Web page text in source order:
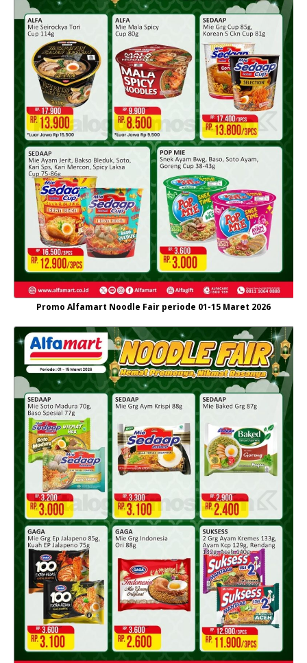
Promo Alfamart Noodle Fair periode 01-15 Maret 2026